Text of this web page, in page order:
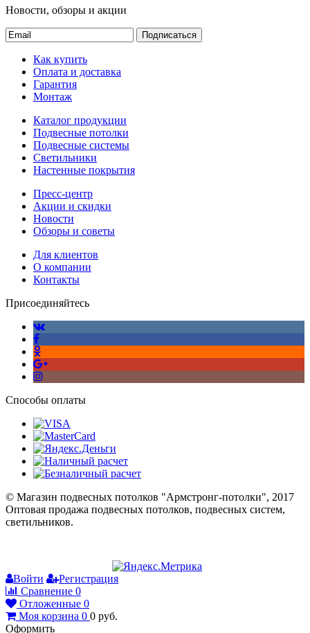
Новости, обзоры и акции
Подписаться
Как купить
Оплата и доставка
Гарантия
Монтаж
Каталог продукции
Подвесные потолки
Подвесные системы
Светильники
Настенные покрытия
Пресс-центр
Акции и скидки
Новости
Обзоры и советы
Для клиентов
О компании
Контакты
Присоединяйтесь
Способы оплаты
© Магазин подвесных потолков "Армстронг-потолки", 2017
Оптовая продажа подвесных потолков, подвесных систем,
светильников.
Войти
Регистрация
Сравнение 0
Отложенные 0
Моя корзина 0 0 руб.
Оформить